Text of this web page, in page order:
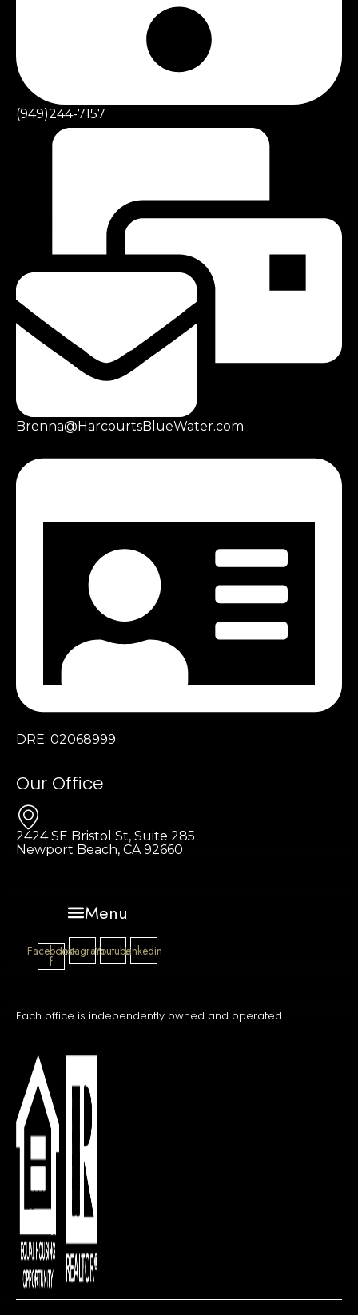
(949)244-7157
Brenna@HarcourtsBlueWater.com
DRE: 02068999
Our Office
2424 SE Bristol St, Suite 285
Newport Beach, CA 92660
Menu
Facebook-
f
InstagramYoutubeLinkedin
Each office is independently owned and operated.